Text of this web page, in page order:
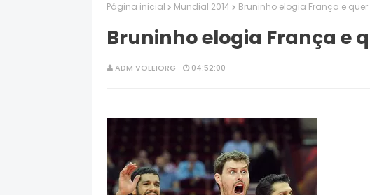
Página inicial Mundial 2014 Bruninho elogia França e
Bruninho elogia França e
ADM VOLEIORG 04:52:00